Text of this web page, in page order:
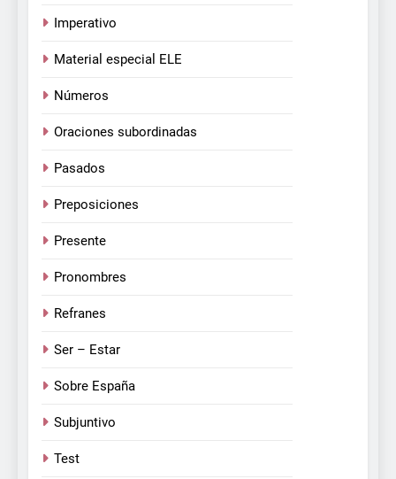
Imperativo
Material especial ELE
Números
Oraciones subordinadas
Pasados
Preposiciones
Presente
Pronombres
Refranes
Ser – Estar
Sobre España
Subjuntivo
Test